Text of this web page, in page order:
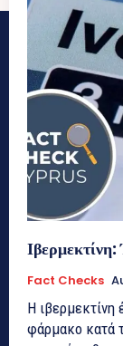
Fact Checks
Η ιβερμεκτίνη
φάρμακο κατά